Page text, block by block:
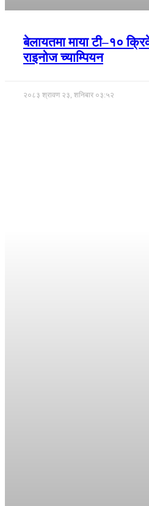
बेलायतमा माया टी–१०
राइनोज च्याम्पियन
२०८३ श्रावण २३, शनिबार ०३:५२